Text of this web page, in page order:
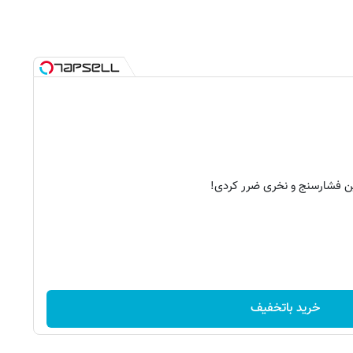
فشارسنج و نخری ضرر کردی!
خرید باتخفیف